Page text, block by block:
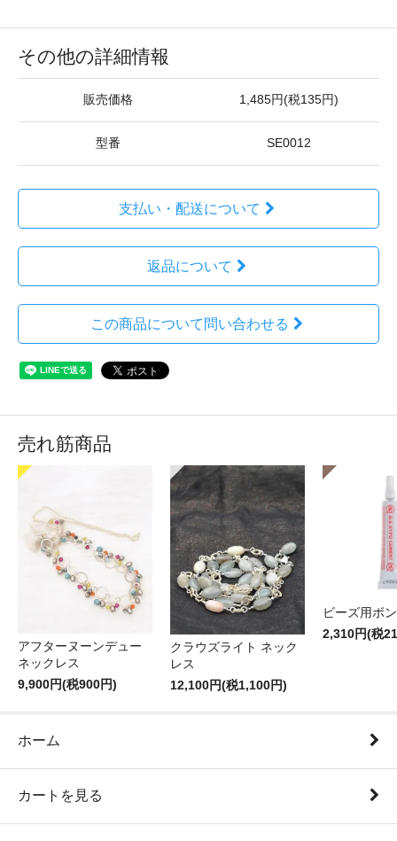
その他の詳細情報
販売価格 1,485円(税135円)
型番 SE0012
支払い・配送について
返品について
この商品について問い合わせる
売れ筋商品
アフターヌーンデュー
ネックレス
9,900円(税900円)
クラウズライト ネック
レス
12,100円(税1,100円)
ビーズ用ボ
2,310円(税
ホーム
カートを見る